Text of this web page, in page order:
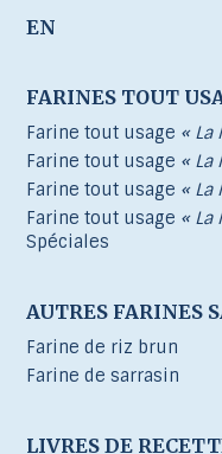
EN
FARINES TOUT
Farine tout usage « La
Farine tout usage « La
Farine tout usage « La
Farine tout usage « La
Spéciales
AUTRES FARINES
Farine de riz brun
Farine de sarrasin
LIVRES DE